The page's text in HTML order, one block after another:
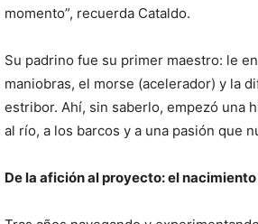
momento”, recuerda Cataldo.
Su padrino fue su primer maestro: le
maniobras, el morse (acelerador) y la
estribor. Ahí, sin saberlo, empezó una
al río, a los barcos y a una pasión que
De la afición al proyecto: el